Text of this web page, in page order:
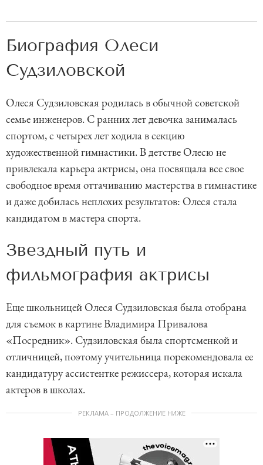
Биография Олеси
Судзиловской
Олеся Судзиловская родилась в обычной советской
семье инженеров. С ранних лет девочка занималась
спортом, с четырех лет ходила в секцию
художественной гимнастики. В детстве Олесю не
привлекала карьера актрисы, она посвящала все свое
свободное время оттачиванию мастерства в гимнастике
и даже добилась неплохих результатов: Олеся стала
кандидатом в мастера спорта.
Звездный путь и
фильмография актрисы
Еще школьницей Олеся Судзиловская была отобрана
для съемок в картине Владимира Привалова
«Посредник». Судзиловская была спортсменкой и
отличницей, поэтому учительница порекомендовала ее
кандидатуру ассистентке режиссера, которая искала
актеров в школах.
РЕКЛАМА – ПРОДОЛЖЕНИЕ НИЖЕ